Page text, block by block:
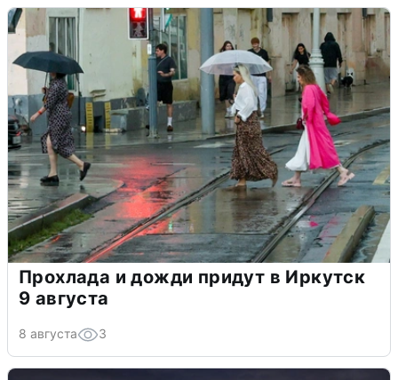
Прохлада и дожди придут в Иркутск
9 августа
8 августа 3